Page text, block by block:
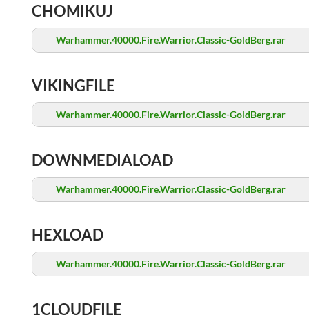
CHOMIKUJ
Warhammer.40000.Fire.Warrior.Classic-GoldBerg.rar
VIKINGFILE
Warhammer.40000.Fire.Warrior.Classic-GoldBerg.rar
DOWNMEDIALOAD
Warhammer.40000.Fire.Warrior.Classic-GoldBerg.rar
HEXLOAD
Warhammer.40000.Fire.Warrior.Classic-GoldBerg.rar
1CLOUDFILE